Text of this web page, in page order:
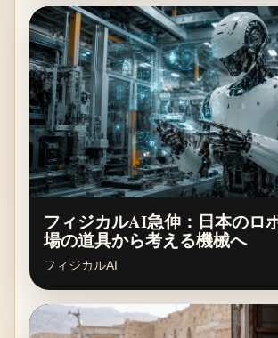
フィジカルAI急伸：日本のロ
場の道具から考える機械へ
フィジカルAI